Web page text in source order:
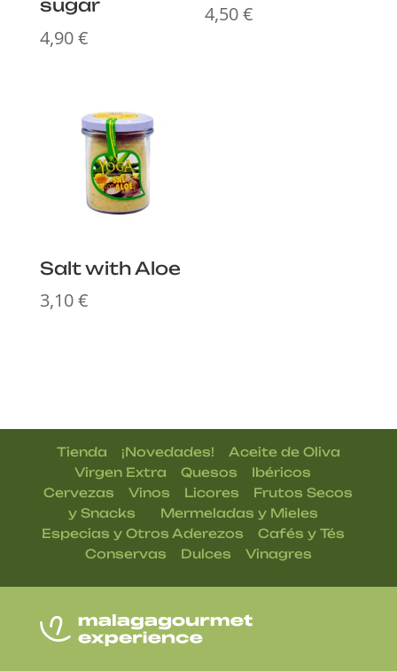
sugar
4,90€
4,50€
Salt with Aloe
3,10€
Tienda ¡Novedades!
Aceite de Oliva
Virgen Extra
|Quesos Ibéricos
Cervezas |Vinos Licores
Frutos Secos
y Snacks
Mermeladas y Mieles
Especias y Otros Aderezos Cafés y Tés
Conservas Dulces Vinagres